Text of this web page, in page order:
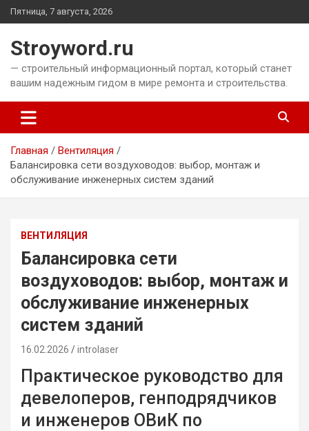
Перейти
к
Пятница, 7 августа, 2026
Stroyword.ru
— строительный информационный портал, который станет
вашим надежным гидом в мире ремонта и строительства.
Главная
Вентиляция
Балансировка сети воздуховодов: выбор, монтаж и
обслуживание инженерных систем зданий
ВЕНТИЛЯЦИЯ
Балансировка сети
воздуховодов: выбор, монтаж и
обслуживание инженерных
систем зданий
16.02.2026 introlaser
Практическое руководство для
девелоперов, генподрядчиков
и инженеров ОВиК по